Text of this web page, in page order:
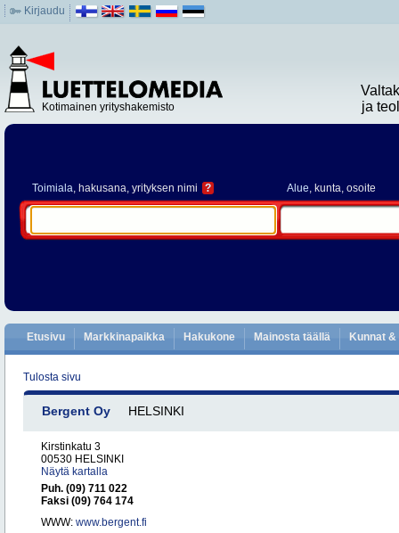
Kirjaudu
Kotimainen yrityshakemisto
ja
Toimiala, hakusana, yrityksen nimi ? Alue, kunta, osoite
Etusivu Markkinapaikka Hakukone Mainosta täällä Kunnat
Tulosta sivu
Bergent Oy HELSINKI
Kirstinkatu 3
00530 HELSINKI
Näytä kartalla
Puh. (09) 711 022
Faksi (09) 764 174
WWW: www.bergent.fi